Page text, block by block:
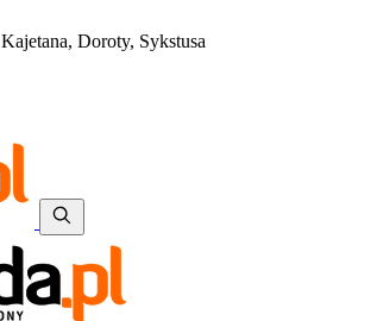
Kajetana, Doroty, Sykstusa